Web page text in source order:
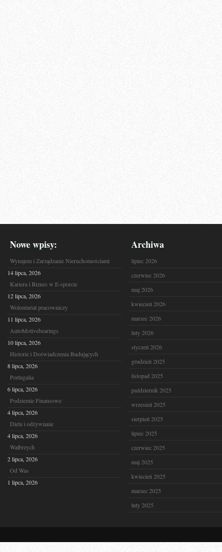
Nowe wpisy:
Wynajem i Zarządzanie Nieruchomościami
14 lipca, 2026
Kariera i Biznes w E-sporcie
12 lipca, 2026
Wolontariat pracowniczy
11 lipca, 2026
AutoMotivebearings
10 lipca, 2026
Historie i Doświadczenia Budujących
8 lipca, 2026
Portugalia
6 lipca, 2026
Podziemie Finansowe
4 lipca, 2026
Dieta i odżywianie
4 lipca, 2026
Wałbrzych
2 lipca, 2026
Od Was
1 lipca, 2026
Archiwa
lipiec 2026
czerwiec 2026
maj 2026
kwiecień 2026
marzec 2026
luty 2026
styczeń 2026
grudzień 2025
listopad 2025
październik 2025
wrzesień 2025
sierpień 2025
lipiec 2025
czerwiec 2025
maj 2025
kwiecień 2025
marzec 2025
luty 2025